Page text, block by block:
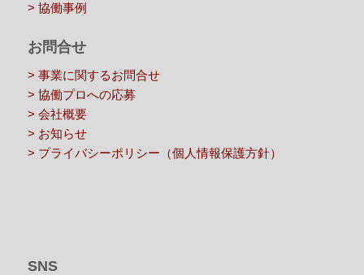
> 協働事例
お問合せ
> 事業に関するお問合せ
> 協働プロへの応募
> 会社概要
> お知らせ
> プライバシーポリシー（個人情報保護方針）
SNS